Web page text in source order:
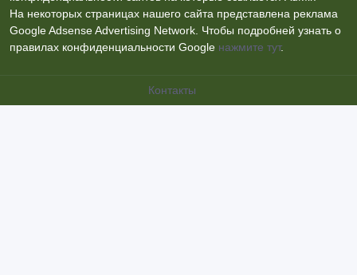
На некоторых страницах нашего сайта представлена реклама
Google Adsense Advertising Network. Чтобы подробней узнать о
правилах конфиденциальности Google нажмите тут.
Контакты